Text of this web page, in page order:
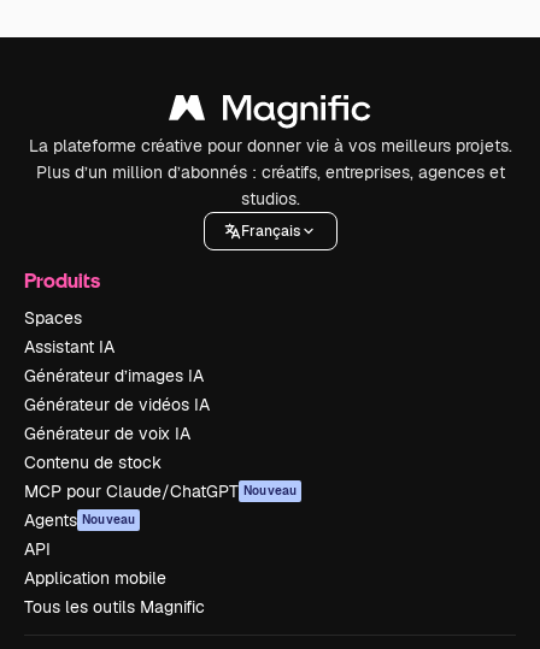
La plateforme créative pour donner vie à vos meilleurs projets.
Plus d’un million d’abonnés : créatifs, entreprises, agences et
studios.
Français
Produits
Spaces
Assistant IA
Générateur d’images IA
Générateur de vidéos IA
Générateur de voix IA
Contenu de stock
MCP pour Claude/ChatGPT Nouveau
Agents Nouveau
API
Application mobile
Tous les outils Magnific